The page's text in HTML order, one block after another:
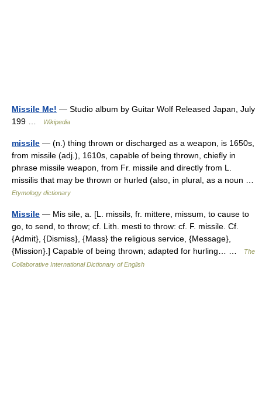
Missile Me! — Studio album by Guitar Wolf Released Japan, July
199 …
Wikipedia
missile — (n.) thing thrown or discharged as a weapon, is 1650s,
from missile (adj.), 1610s, capable of being thrown, chiefly in
phrase missile weapon, from Fr. missile and directly from L.
missilis that may be thrown or hurled (also, in plural, as a noun …
Etymology dictionary
Missile — Mis sile, a. [L. missils, fr. mittere, missum, to cause to
go, to send, to throw; cf. Lith. mesti to throw: cf. F. missile. Cf.
{Admit}, {Dismiss}, {Mass} the religious service, {Message},
{Mission}.] Capable of being thrown; adapted for hurling… …
The
Collaborative International Dictionary of English